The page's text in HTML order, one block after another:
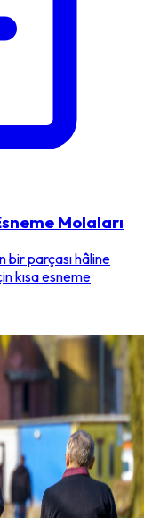
Molaları
bir parçası hâline
kısa esneme